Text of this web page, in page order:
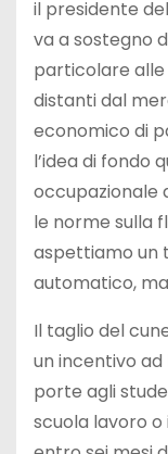
il presidente
va a sostegno
particolare alle
distanti dal
economico di
l’idea di fondo
occupazionale
le norme sulla
aspettiamo un
automatico,
Il taglio del
un incentivo
porte agli
scuola lavoro o